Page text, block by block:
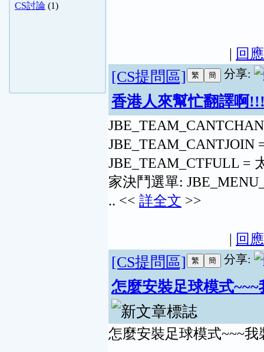
CS討論 (1)
| 回應
分享:
[CS提問區]
香港人來幫忙翻譯啊
JBE_TEAM_CANTJOIN
JBE_TEAM_CTFULL =
家決鬥選單:
.. << 詳全文 >>
| 回應
分享:
[CS提問區]
怎麼安裝足球模式
怎麼安裝足球模式~~~